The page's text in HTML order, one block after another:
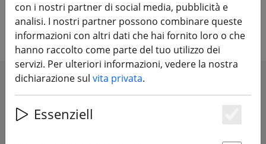
Ricevitore RC
SHOW FILTERS
con i nostri partner di social media, pubblicità e
analisi. I nostri partner possono combinare queste
informazioni con altri dati che hai fornito loro o che
hanno raccolto come parte del tuo utilizzo dei
servizi. Per ulteriori informazioni, vedere la nostra
dichiarazione sul vita privata.
Essenziell